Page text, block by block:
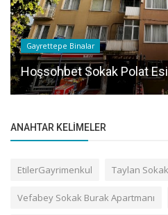
Gayrettepe Binalar
Hoşsohbet Sokak Polat
ANAHTAR KELIMELER
EtilerGayrimenkul Taylan
Vefabey Sokak Burak Apartmanı